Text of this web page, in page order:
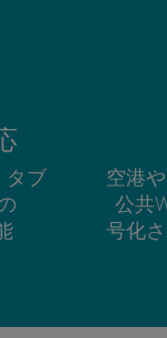
タブ
空港
公共
号化